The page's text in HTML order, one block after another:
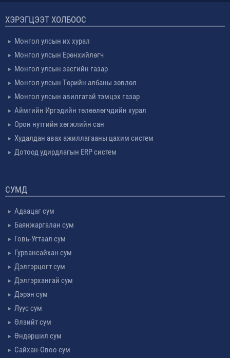
ХЭРЭГЦЭЭТ ХОЛБООС
Монгол улсын их хурал
Монгол улсын Ерөнхийлөгч
Монгол улсын засгийн газар
Монгол улсын Төрийн албаны зөвлөл
Монгол улсын авилгатай тэмцэх газар
Аймгийн Иргэдийн төлөөлөгчдийн хурал
Орон нутгийн хөгжлийн сан
Худалдан авах ажиллагааны цахим систем
Дотоод удирдлагын ERP систем
СУМД
Адаацаг сум
Баянжаргалан сум
Говь-Угтаал сум
Гурвансайхан сум
Дэлгэрцогт сум
Дэлгэрхангай сум
Дэрэн сум
Луус сум
Өлзийт сум
Өндөршил сум
Сайхан-Овоо сум